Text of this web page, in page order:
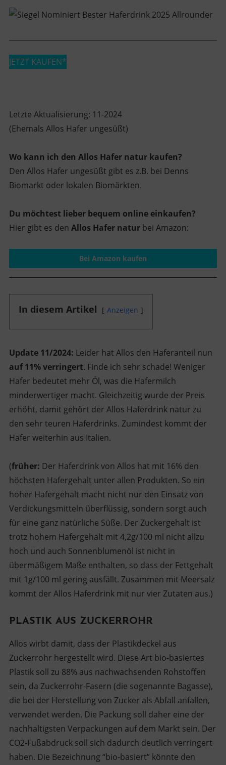
JETZT KAUFEN*
Letzte Aktualisierung: 11-2024
(Ehemals Allos Hafer ungesüßt)
Wo kann ich den Allos Hafer natur kaufen?
Den Allos Hafer ungesüßt gibt es z.B. bei Denns
Biomarkt oder lokalen Biomärkten.
Du möchtest lieber bequem online einkaufen?
Hier gibt es den Allos Hafer naturbei Amazon:
Bei Amazon kaufen
In diesem Artikel Anzeigen
Update 11/2024: Leider hat Allos den Haferanteil nun
auf 11% verringert. Finde ich sehr schade! Weniger
Hafer bedeutet mehr Öl, was die Hafermilch
minderwertiger macht. Gleichzeitig wurde der Preis
erhöht, damit gehört der Allos Haferdrink natur zu
den sehr teuren Haferdrinks. Zumindest kommt der
Hafer weiterhin aus Italien.
(früher: Der Haferdrink von Allos hat mit 16% den
höchsten Hafergehalt unter allen Produkten. So ein
hoher Hafergehalt macht nicht nur den Einsatz von
Verdickungsmitteln überflüssig, sondern sorgt auch
für eine ganz natürliche Süße. Der Zuckergehalt ist
trotz hohem Hafergehalt mit 4,2g/100 ml nicht allzu
hoch und auch Sonnenblumenöl ist nicht in
übermäßigem Maße enthalten, so dass der Fettgehalt
mit 1g/100 ml gering ausfällt. Zusammen mit Meersalz
kommt der Allos Haferdrink mit nur vier Zutaten aus.)
PLASTIK AUS ZUCKERROHR
Allos wirbt damit, dass der Plastikdeckel aus
Zuckerrohr hergestellt wird. Diese Art bio-basiertes
Plastik soll zu 88% aus nachwachsenden Rohstoffen
sein, da Zuckerrohr-Fasern (die sogenannte Bagasse),
die bei der Herstellung von Zucker als Abfall anfallen,
verwendet werden. Die Packung soll daher eine der
nachhaltigsten Verpackungen auf dem Markt sein. Der
CO2-Fußabdruck soll sich dadurch deutlich verringert
haben. Die Bezeichnung “bio-basiert” könnte den